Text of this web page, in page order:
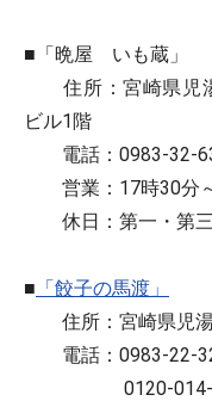
■「晩屋 いも蔵」
住所：宮崎県児
ビル1階
電話：0983-32-
営業：17時30分
休日：第一・第三
■ 「餃子の馬渡」
住所：宮崎県児湯
電話：0983-22-
0120-014-